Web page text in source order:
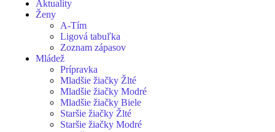
Aktuality
Ženy
A-Tím
Ligová tabuľka
Zoznam zápasov
Mládež
Prípravka
Mladšie žiačky Žlté
Mladšie žiačky Modré
Mladšie žiačky Biele
Staršie žiačky Žlté
Staršie žiačky Modré